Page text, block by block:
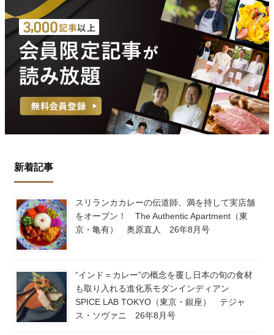
新着記事
スリランカカレーの伝道師、満を持して実店舗
をオープン！ The Authentic Apartment（東
京・亀有） 奥原直人 26年8月号
“インド＝カレー”の概念を覆し日本の旬の食材
も取り入れる進化系モダンインディアン
SPICE LAB TOKYO（東京・銀座） テジャ
ス・ソヴァニ 26年8月号